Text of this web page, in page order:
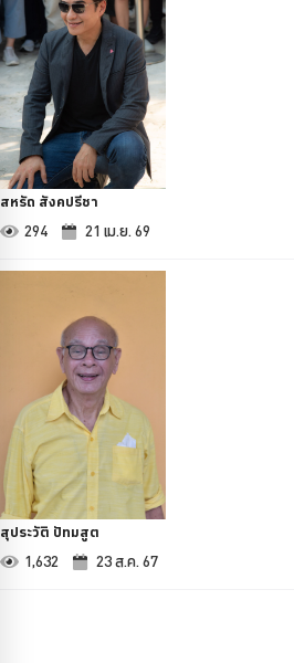
สหรัถ สังคปรีชา
294 21 เม.ย. 69
สุประวัติ ปัทมสูต
1,632 23 ส.ค. 67